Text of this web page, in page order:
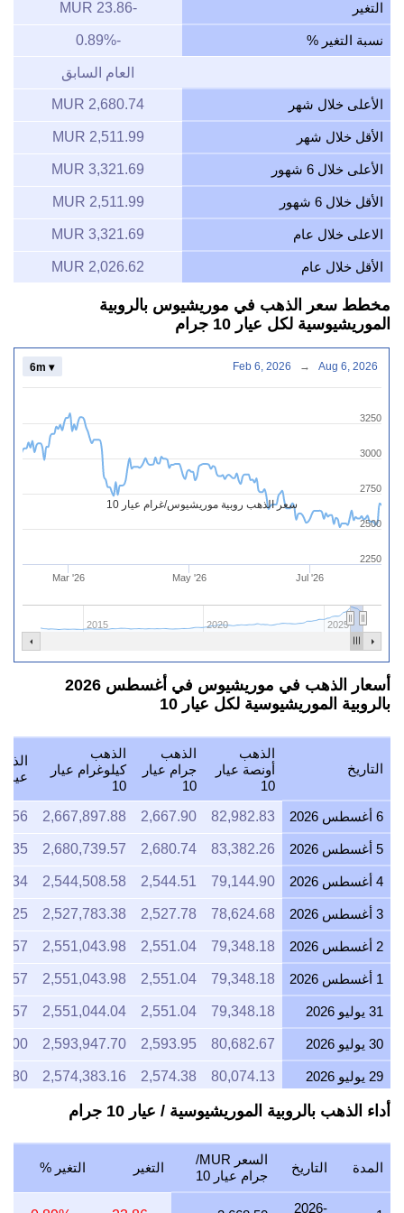
التغير -23.86 MUR
نسبة التغير % -0.89%
العام السابق
الأعلى خلال شهر 2,680.74 MUR
الأقل خلال شهر 2,511.99 MUR
الأعلى خلال 6 شهور 3,321.69 MUR
الأقل خلال 6 شهور 2,511.99 MUR
الاعلى خلال عام 3,321.69 MUR
الأقل خلال عام 2,026.62 MUR
مخطط سعر الذهب في موريشيوس بالروبية
الموريشيوسية لكل عيار 10 جرام
سعر الذهب روبية موريشيوس/غرام عيار 10
Mar '26 May '26 Jul '26
2015 2020 2025
3000
2250
2500
2750
3250
6m ▾ Feb 6, 2026 → Aug 6, 2026
أسعار الذهب في موريشيوس في أغسطس 2026
بالروبية الموريشيوسية لكل عيار 10
التاريخ
الذهب
أونصة عيار
10
الذهب
جرام عيار
10
الذهب
كيلوغرام عيار
10
عيار 10
6 أغسطس 2026 82,982.83
2,667.90
2,667,897.88
5 أغسطس 2026 83,382.26
2,680.74
2,680,739.57
4 أغسطس 2026 79,144.90
2,544.51
2,544,508.58
3 أغسطس 2026 78,624.68
2,527.78
2,527,783.38
2 أغسطس 2026 79,348.18
2,551.04
2,551,043.98
1 أغسطس 2026 79,348.18
2,551.04
2,551,043.98
31 يوليو 2026 79,348.18
2,551.04
2,551,044.04
30 يوليو 2026 80,682.67
2,593.95
2,593,947.70
29 يوليو 2026 80,074.13
2,574.38
2,574,383.16
28 يوليو 2026 79,852.14
2,567.25
2,567,246.21
27 يوليو 2026 80,574.61
2,590.47
2,590,473.78
26 يوليو 2026 80,057.24
2,573.84
2,573,840.22
2,573.84
2,573,840.54
أداء الذهب بالروبية الموريشيوسية / عيار 10 جرام
المدة التاريخ
السعر MUR/
جرام عيار 10
التغير التغير %
2026-